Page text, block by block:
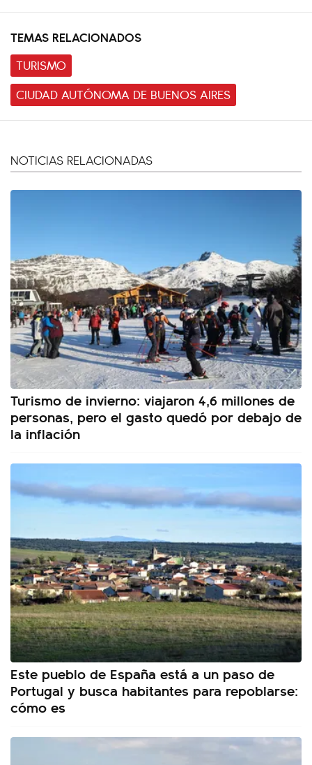
TEMAS RELACIONADOS
TURISMO
CIUDAD AUTÓNOMA DE BUENOS AIRES
NOTICIAS RELACIONADAS
Turismo de invierno: viajaron 4,6 millones de
personas, pero el gasto quedó por debajo de
la inflación
Este pueblo de España está a un paso de
Portugal y busca habitantes para repoblarse:
cómo es